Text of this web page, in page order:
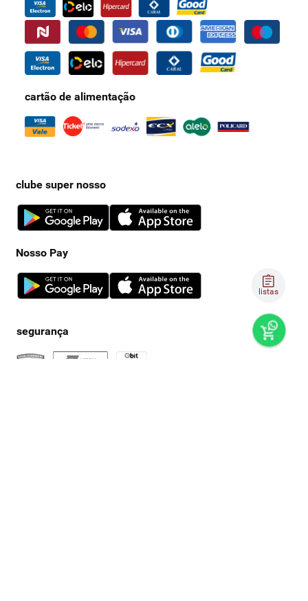
listas
cartão de alimentação
clube super nosso
Nosso Pay